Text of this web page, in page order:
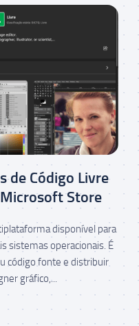
de Código Livre
Store
disponível para
sistemas operacionais. É
código fonte e distribuir
gráfico,...